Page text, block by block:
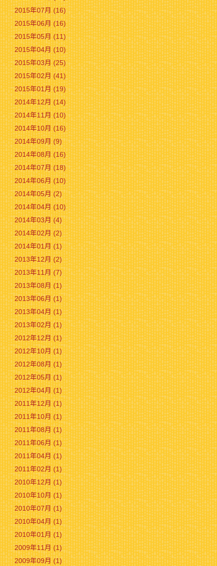
2015年07月 (16)
2015年06月 (16)
2015年05月 (11)
2015年04月 (10)
2015年03月 (25)
2015年02月 (41)
2015年01月 (19)
2014年12月 (14)
2014年11月 (10)
2014年10月 (16)
2014年09月 (9)
2014年08月 (16)
2014年07月 (18)
2014年06月 (10)
2014年05月 (2)
2014年04月 (10)
2014年03月 (4)
2014年02月 (2)
2014年01月 (1)
2013年12月 (2)
2013年11月 (7)
2013年08月 (1)
2013年06月 (1)
2013年04月 (1)
2013年02月 (1)
2012年12月 (1)
2012年10月 (1)
2012年08月 (1)
2012年05月 (1)
2012年04月 (1)
2011年12月 (1)
2011年10月 (1)
2011年08月 (1)
2011年06月 (1)
2011年04月 (1)
2011年02月 (1)
2010年12月 (1)
2010年10月 (1)
2010年07月 (1)
2010年04月 (1)
2010年01月 (1)
2009年11月 (1)
2009年09月 (1)